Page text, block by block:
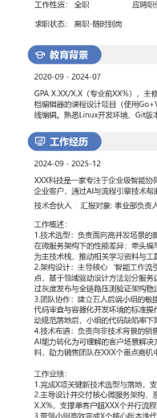
求职意向
工作性质: 全职应聘职位: 技
求职状态: 离职-随时到岗
工作经历
XXX科技是一家专注于企
人，核心产品服务于超过
织效率，已完成A+轮融资
技术合伙人汇报对象：部门
工作概述：
1.技术选型：负责面向高
杂的问题，调研并对比了
告，组织团队进行原型开